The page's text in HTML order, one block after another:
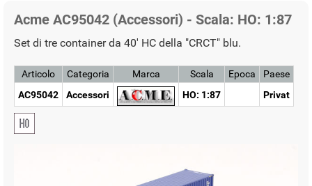
Acme AC95042 (Accessori) - Scala: HO: 1:87
Set di tre container da 40' HC della "CRCT" blu.
Articolo
AC95042
Categoria
Accessori
Marca
Scala
HO: 1:87
Epoca
Paese
Privat